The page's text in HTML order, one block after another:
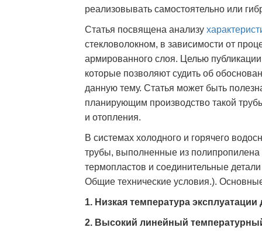
реализовывать самостоятельно или
Статья посвящена анализу
стекловолокном, в зависимости от
армированного слоя. Целью
которые позволяют судить об
данную тему. Статья может быть
планирующим производство такой
и отопления.
В системах холодного и горячего
трубы, выполненные из
термопластов и соединительные
Общие технические условия.).
1. Низкая температура эксплуатации
2. Высокий линейный